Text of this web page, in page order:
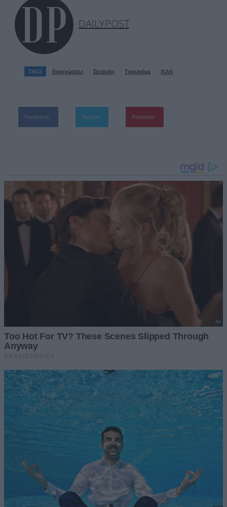
DAILYPOST
TAGS Εκκενώσεις Σεισμός Τσουνάμι Χιλή
Facebook Twitter Pinterest